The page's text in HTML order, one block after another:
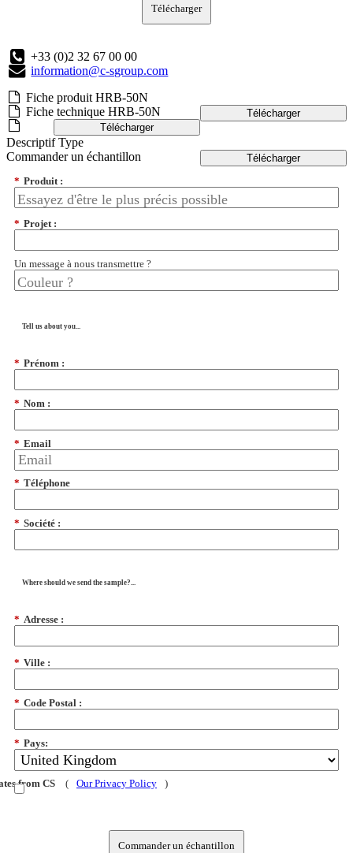
Télécharger
+33 (0)2 32 67 00 00
information@c-sgroup.com
Fiche produit HRB-50N
Télécharger
Fiche technique HRB-50N
Télécharger
Descriptif Type
Télécharger
Commander un échantillon
* Produit :
* Projet :
Un message à nous transmettre ?
Tell us about you...
* Prénom :
* Nom :
* Email
* Téléphone
* Société :
Where should we send the sample?...
* Adresse :
* Ville :
* Code Postal :
* Pays:
from CS ( Our Privacy Policy )
Commander un échantillon